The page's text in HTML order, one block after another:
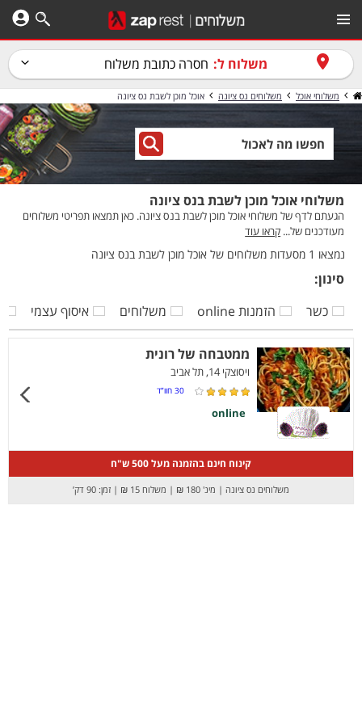
משלוח ל: חסרה כתובת משלוח
משלוחי אוכל משלוחים נס ציונה אוכל מוכן לשבת נס ציונה
משלוחי אוכל מוכן לשבת בנס ציונה
הגעתם לדף של משלוחי אוכל מוכן לשבת בנס ציונה. כאן תמצאו תפריטי משלוחים
מעודכנים של... קראו עוד
נמצאו 1 מסעדות משלוחים של אוכל מוכן לשבת בנס ציונה
סינון:
כשר
הזמנות online משלוחים איסוף עצמי
ממטבחה של רונית
ויסוצקי 14, תל אביב
30 חוו”ד
online
קינוח חינם בהזמנה מעל 500 ש"ח
משלוחים נס ציונה | מינ' 180 ₪ | משלוח 15 ₪ | זמן: 90 דק’